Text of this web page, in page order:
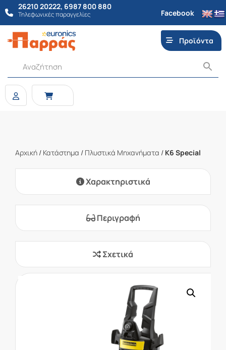
26210 20222, 6987 800 880
Τηλεφωνικές παραγγελίες Facebook
Προϊόντα
Αρχική / Κατάστημα / Πλυστικά Μηχανήματα / K6 Special
Χαρακτηριστικά
Περιγραφή
Σχετικά